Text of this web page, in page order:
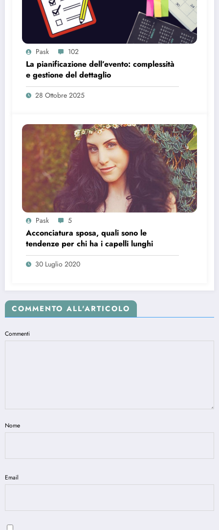
Pask 102
La pianificazione dell’evento: complessità
e gestione del dettaglio
28 Ottobre 2025
Pask 5
Acconciatura sposa, quali sono le
tendenze per chi ha i capelli lunghi
30 Luglio 2020
COMMENTO ALL'ARTICOLO
Commenti
Nome
Email